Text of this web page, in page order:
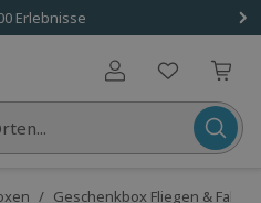
Erlebnisse
Benutzerkonto
/ Geschenkbox Fliegen & Fallen